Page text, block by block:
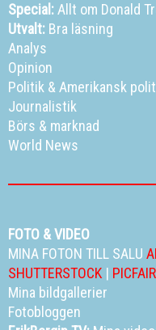
Special:Allt om Donald
Utvalt: Bra läsning
Analys
Opinion
Politik &Amerikansk
Journalistik
Börs & marknad
World News
FOTO & VIDEO
MINA FOTON TILL SALU
SHUTTERSTOCK | PICFAIR
Mina bildgallerier
Fotobloggen